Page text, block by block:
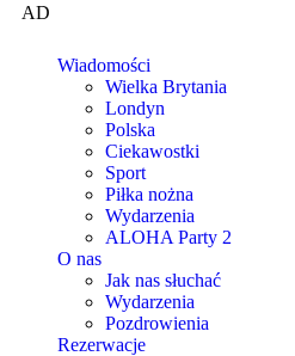
AD
Wiadomości
Wielka Brytania
Londyn
Polska
Ciekawostki
Sport
Piłka nożna
Wydarzenia
ALOHA Party 2
O nas
Jak nas słuchać
Wydarzenia
Pozdrowienia
Rezerwacje